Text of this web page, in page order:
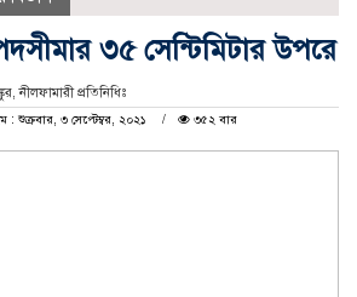
৩৫ সেন্টিমিটার উপরে
নীলফামারী প্রতিনিধিঃ
শুক্রবার, ৩ সেপ্টেম্বর, ২০২১
৩৫২ বার